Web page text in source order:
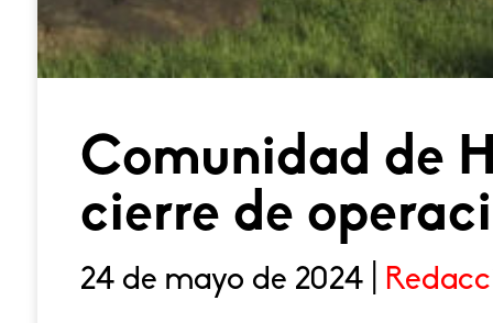
Comunidad de
cierre de
24 de mayo de 2024 |